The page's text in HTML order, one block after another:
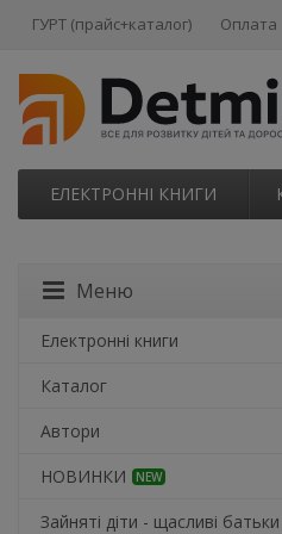
ГУРТ (прайс+каталог) Оплата
ЕЛЕКТРОННІ КНИГИ
Меню
Електронні книги
Каталог
Автори
НОВИНКИ
NEW
Зайняті діти - щасливі батьки